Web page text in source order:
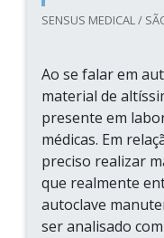
SENSUS MEDICAL /
Ao se falar em
material de
presente em
médicas. Em
preciso realizar
que realmente
autoclave
ser analisado